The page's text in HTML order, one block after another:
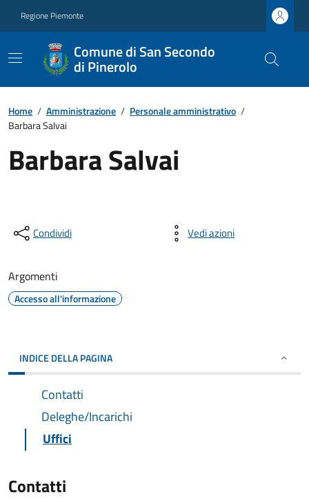
Regione Piemonte
Comune di San Secondo
di Pinerolo
Home / Amministrazione / Personale amministrativo /
Barbara Salvai
Barbara Salvai
Condividi Vedi azioni
Argomenti
Accesso all'informazione
INDICE DELLA PAGINA
Contatti
Deleghe/Incarichi
Uffici
Contatti